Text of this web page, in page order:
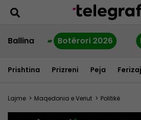
Ballina Botërori 2026
Prishtina Prizreni Peja Ferizaj
Lajme > Maqedonia e Veriut > Politikë